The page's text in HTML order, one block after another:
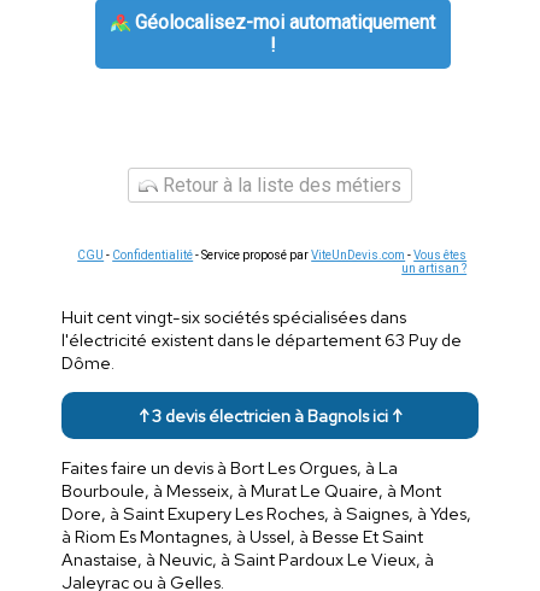
Géolocalisez-moi automatiquement
!
Retour à la liste des métiers
CGU - Confidentialité- Service proposé parViteUnDevis.com -Vous êtes
un artisan ?
Huit cent vingt-six sociétés spécialisées dans
l'électricité existent dans le département 63 Puy de
Dôme.
↑ 3 devis électricien à Bagnols ici ↑
Faites faire un devis à Bort Les Orgues, à La
Bourboule, à Messeix, à Murat Le Quaire, à Mont
Dore, à Saint Exupery Les Roches, à Saignes, à Ydes,
à Riom Es Montagnes, à Ussel, à Besse Et Saint
Anastaise, à Neuvic, à Saint Pardoux Le Vieux, à
Jaleyrac ou à Gelles.